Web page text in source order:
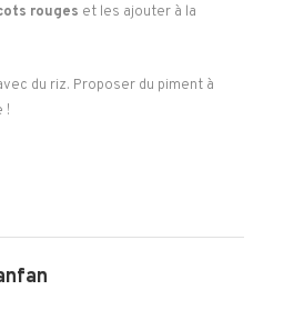
rouges et les ajouter à la
du riz. Proposer du piment à
!